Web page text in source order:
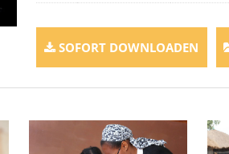
SOFORT DOWNLOADEN